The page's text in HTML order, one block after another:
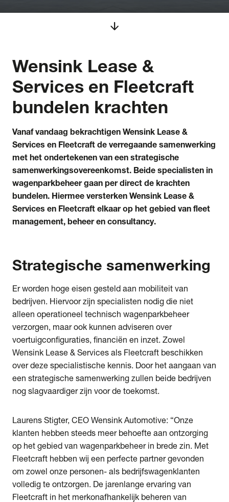
arrow_downward
Wensink Lease &
Services en Fleetcraft
bundelen krachten
Vanaf vandaag bekrachtigen Wensink Lease &
Services en Fleetcraft de verregaande samenwerking
met het ondertekenen van een strategische
samenwerkingsovereenkomst. Beide specialisten in
wagenparkbeheer gaan per direct de krachten
bundelen. Hiermee versterken Wensink Lease &
Services en Fleetcraft elkaar op het gebied van fleet
management, beheer en consultancy.
Strategische samenwerking
Er worden hoge eisen gesteld aan mobiliteit van
bedrijven. Hiervoor zijn specialisten nodig die niet
alleen operationeel technisch wagenparkbeheer
verzorgen, maar ook kunnen adviseren over
voertuigconfiguraties, financiën en inzet. Zowel
Wensink Lease & Services als Fleetcraft beschikken
over deze specialistische kennis. Door het aangaan van
een strategische samenwerking zullen beide bedrijven
nog slagvaardiger zijn voor de toekomst.
Laurens Stigter, CEO Wensink Automotive: “Onze
klanten hebben steeds meer behoefte aan ontzorging
op het gebied van wagenparkbeheer in brede zin. Met
Fleetcraft hebben wij een perfecte partner gevonden
om zowel onze personen- als bedrijfswagenklanten
volledig te ontzorgen. De jarenlange ervaring van
Fleetcraft in het merkonafhankelijk beheren van